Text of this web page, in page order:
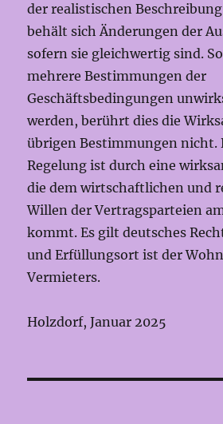
der realistischen
behält sich Änderungen der
sofern sie gleichwertig sind.
mehrere Bestimmungen der
Geschäftsbedingungen
werden, berührt dies die
übrigen Bestimmungen nicht.
Regelung ist durch eine
die dem wirtschaftlichen und
Willen der Vertragsparteien
kommt. Es gilt deutsches
und Erfüllungsort ist der
Vermieters.
Holzdorf, Januar 2025